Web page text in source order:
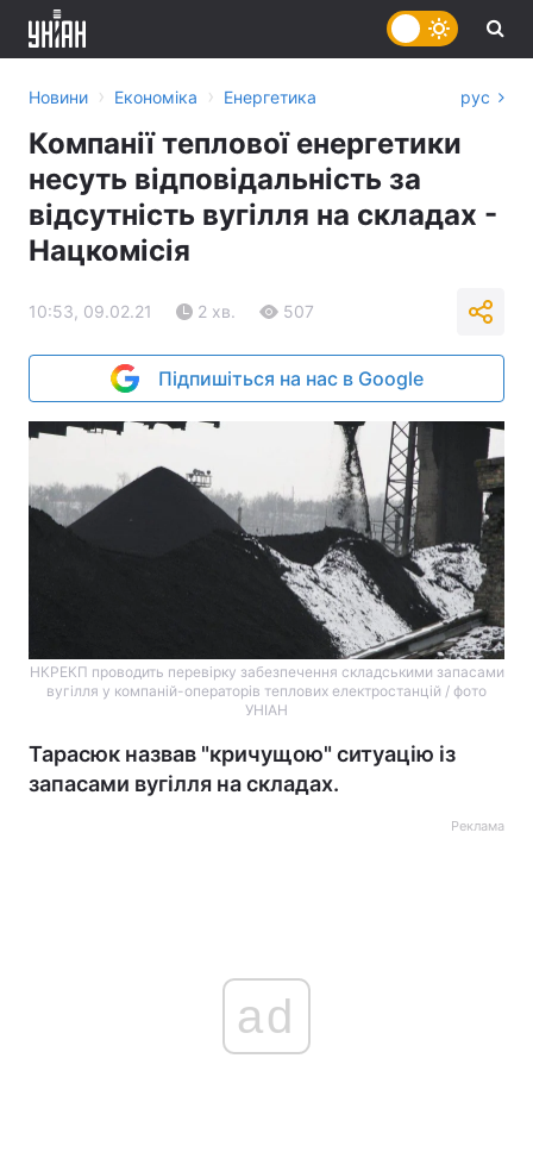
Новини › Економіка › Енергетика рус
Компанії теплової енергетики
несуть відповідальність за
відсутність вугілля на складах -
Нацкомісія
10:53, 09.02.21 2 хв. 507
Підпишіться на нас в Google
НКРЕКП проводить перевірку забезпечення складськими запасами
вугілля у компаній-операторів теплових електростанцій / фото
УНІАН
Тарасюк назвав "кричущою" ситуацію із
запасами вугілля на складах.
Реклама
ad